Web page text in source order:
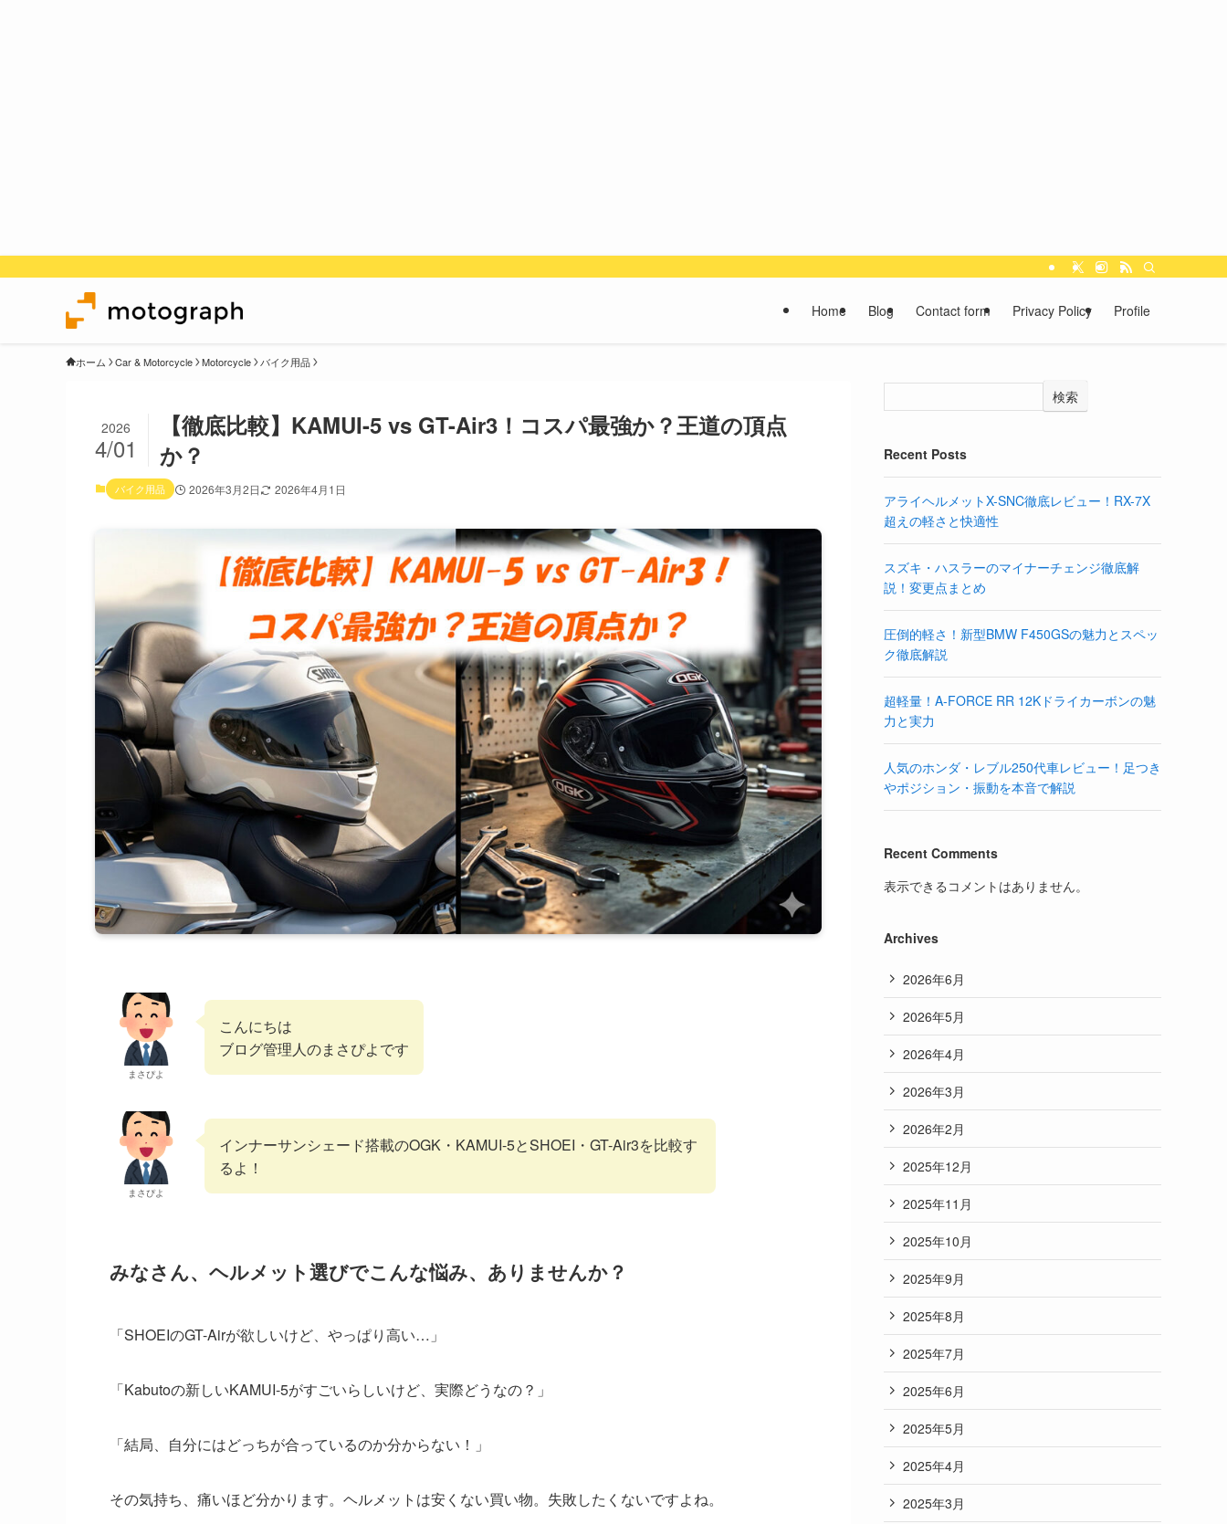
Home Blog Contact form Privacy Policy Profile
ホーム Car & Motorcycle Motorcycle バイク用品
【徹底比較】KAMUI-5 vs GT-Air3！コスパ最強か？王道の頂点
か？
2026
4/01
バイク用品 2026年3月2日 2026年4月1日
まさぴよ
こんにちは
ブログ管理人のまさぴよです
まさぴよ
インナーサンシェード搭載のOGK・KAMUI-5とSHOEI・GT-Air3を比較す
るよ！
みなさん、ヘルメット選びでこんな悩み、ありませんか？
「SHOEIのGT-Airが欲しいけど、やっぱり高い…」
「Kabutoの新しいKAMUI-5がすごいらしいけど、実際どうなの？」
「結局、自分にはどっちが合っているのか分からない！」
その気持ち、痛いほど分かります。ヘルメットは安くない買い物。失敗したくないですよね。
検索
Recent Posts
アライヘルメットX-SNC徹底レビュー！RX-7X
超えの軽さと快適性
スズキ・ハスラーのマイナーチェンジ徹底解
説！変更点まとめ
圧倒的軽さ！新型BMW F450GSの魅力とスペッ
ク徹底解説
超軽量！A-FORCE RR 12Kドライカーボンの魅
力と実力
人気のホンダ・レブル250代車レビュー！足つき
やポジション・振動を本音で解説
Recent Comments
表示できるコメントはありません。
Archives
2026年6月
2026年5月
2026年4月
2026年3月
2026年2月
2025年12月
2025年11月
2025年10月
2025年9月
2025年8月
2025年7月
2025年6月
2025年5月
2025年4月
2025年3月